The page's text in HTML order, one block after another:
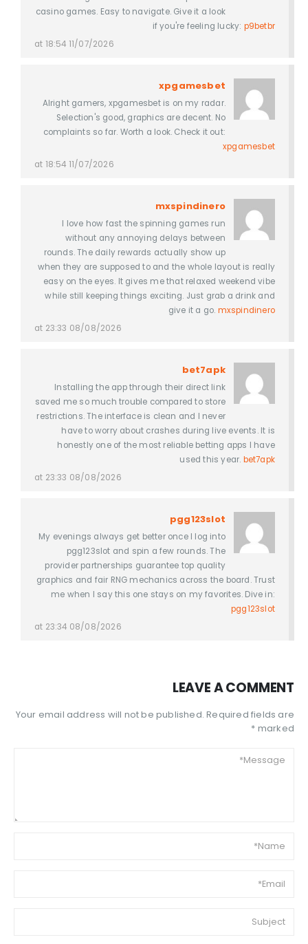
casino games. Easy to navigate. Give it a look
if you're feeling lucky: p9betbr
11/07/2026 at 18:54
xpgamesbet
Alright gamers, xpgamesbet is on my radar.
Selection's good, graphics are decent. No
complaints so far. Worth a look. Check it out:
xpgamesbet
11/07/2026 at 18:54
mxspindinero
I love how fast the spinning games run
without any annoying delays between
rounds. The daily rewards actually show up
when they are supposed to and the whole layout is really
easy on the eyes. It gives me that relaxed weekend vibe
while still keeping things exciting. Just grab a drink and
give it a go. mxspindinero
08/08/2026 at 23:33
bet7apk
Installing the app through their direct link
saved me so much trouble compared to store
restrictions. The interface is clean and I never
have to worry about crashes during live events. It is
honestly one of the most reliable betting apps I have
used this year. bet7apk
08/08/2026 at 23:33
pgg123slot
My evenings always get better once I log into
pgg123slot and spin a few rounds. The
provider partnerships guarantee top quality
graphics and fair RNG mechanics across the board. Trust
me when I say this one stays on my favorites. Dive in:
pgg123slot
08/08/2026 at 23:34
LEAVE A COMMENT
Your email address will not be published. Required fields are
marked *